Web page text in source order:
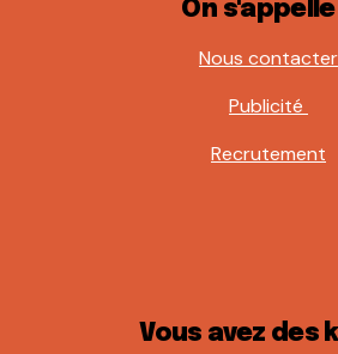
On s'appelle
Nous contacter
Publicité
Recrutement
Vous avez des